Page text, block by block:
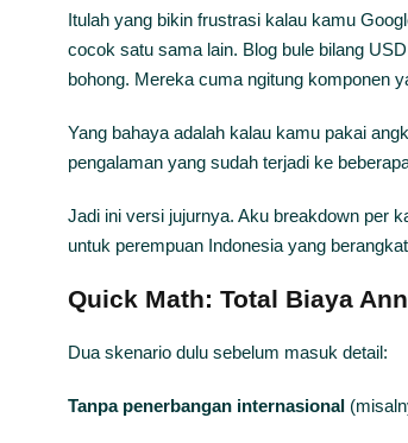
Itulah yang bikin frustrasi kalau kamu
cocok satu sama lain. Blog bule bilang
bohong. Mereka cuma ngitung komponen
Yang bahaya adalah kalau kamu pakai
pengalaman yang sudah terjadi ke
Jadi ini versi jujurnya. Aku breakdown per
untuk perempuan Indonesia yang
Quick Math: Total Biaya
Dua skenario dulu sebelum masuk detail:
Tanpa penerbangan internasional